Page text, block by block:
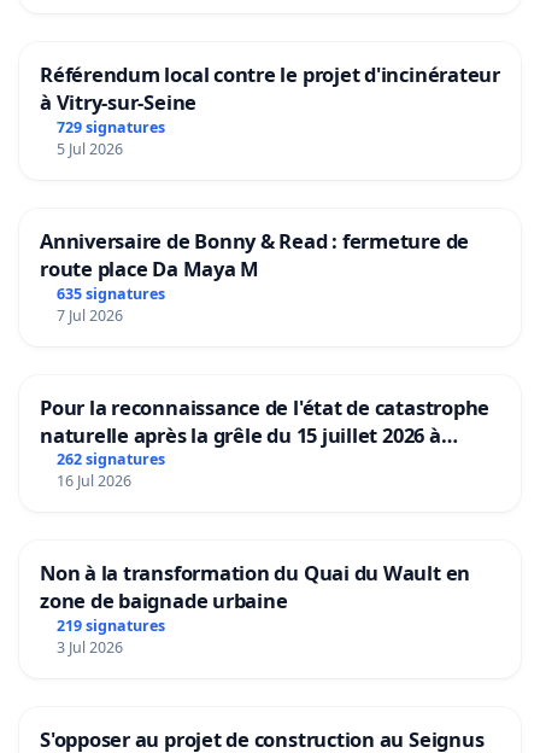
Référendum local contre le projet d'incinérateur
à Vitry-sur-Seine
729 signatures
5 Jul 2026
Anniversaire de Bonny & Read : fermeture de
route place Da Maya M
635 signatures
7 Jul 2026
Pour la reconnaissance de l'état de catastrophe
naturelle après la grêle du 15 juillet 2026 à
Aubenas et ses alentours
262 signatures
16 Jul 2026
Non à la transformation du Quai du Wault en
zone de baignade urbaine
219 signatures
3 Jul 2026
S'opposer au projet de construction au Seignus